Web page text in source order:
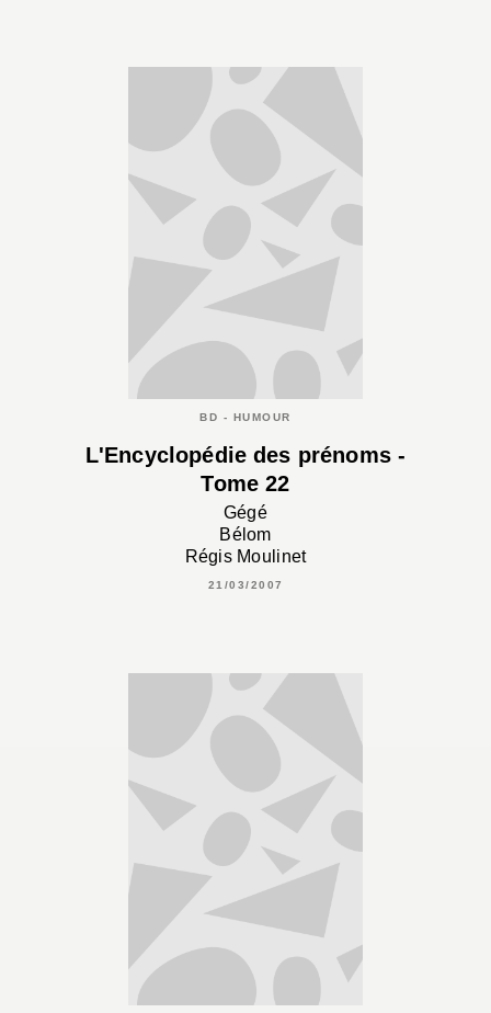
BD - HUMOUR
L'Encyclopédie des prénoms -
Tome 22
Gégé
Bélom
Régis Moulinet
21/03/2007